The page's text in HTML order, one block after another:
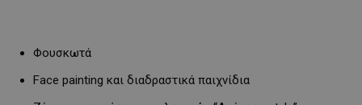
Φουσκωτά
Face painting και διαδραστικά παιχνίδια